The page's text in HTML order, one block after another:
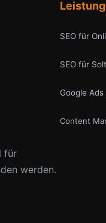
für
werden.
SEO für
SEO für
Google Ads
Content